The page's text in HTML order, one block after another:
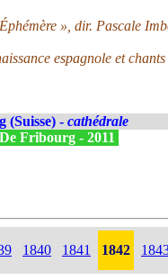
», dir. Pascale
espagnole et
(Suisse) - cathédrale
Fribourg - 2011
1840 1841 1842